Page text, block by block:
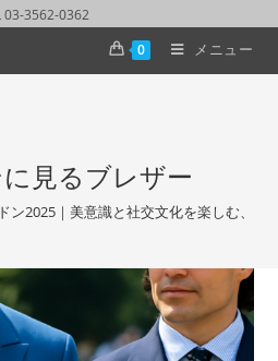
03-3562-0362
0
メニュー
見るブレザー
ン2025｜美意識と社交文化を楽しむ、紳